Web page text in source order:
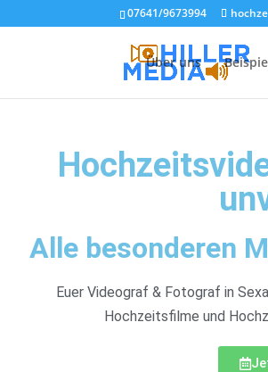
07641/9673994
Über uns
Alle besonderen
Euer Videograf & Fotograf in
Hochzeitsfilme und